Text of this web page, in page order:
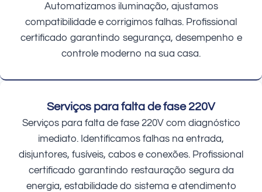
Automatizamos iluminação, ajustamos
compatibilidade e corrigimos falhas. Profissional
certificado garantindo segurança, desempenho e
controle moderno na sua casa.
Serviços para falta de fase 220V
Serviços para falta de fase 220V com diagnóstico
imediato. Identificamos falhas na entrada,
disjuntores, fusíveis, cabos e conexões. Profissional
certificado garantindo restauração segura da
energia, estabilidade do sistema e atendimento